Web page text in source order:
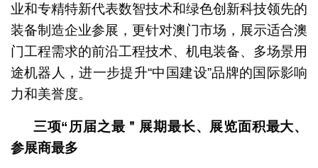
业和专精特新代表数智技术和绿色创新科技领先的
装备制造企业参展，更针对澳门市场，展示适合澳
门工程需求的前沿工程技术、机电装备、多场景用
途机器人，进一步提升“中国建设”品牌的国际影响
力和美誉度。
三项“历届之最＂展期最长、展览面积最大、
参展商最多